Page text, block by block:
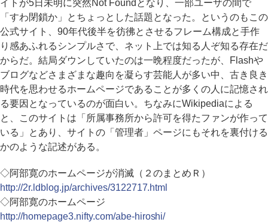
イトが5日未明に突然Not Foundとなり、一部ユーザの間で
「すわ閉鎖か」とちょっとした話題となった。というのもこの
公式サイト、90年代後半を彷彿とさせるフレーム構成と手作
り感あふれるシンプルさで、ネット上では知る人ぞ知る存在だ
からだ。結局ダウンしていたのは一晩程度だったが、Flashや
ブログなどさまざまな趣向を凝らす芸能人が多い中、古き良き
時代を思わせるホームページであることが多くの人に記憶され
る要因となっているのが面白い。ちなみにWikipediaによる
と、このサイトは「所属事務所から許可を得たファンが作って
いる」とあり、サイトの「管理者」ページにもそれを裏付ける
かのような記述がある。
◇阿部寛のホームページが消滅（２のまとめＲ）
http://2r.ldblog.jp/archives/3122717.html
◇阿部寛のホームページ
http://homepage3.nifty.com/abe-hiroshi/